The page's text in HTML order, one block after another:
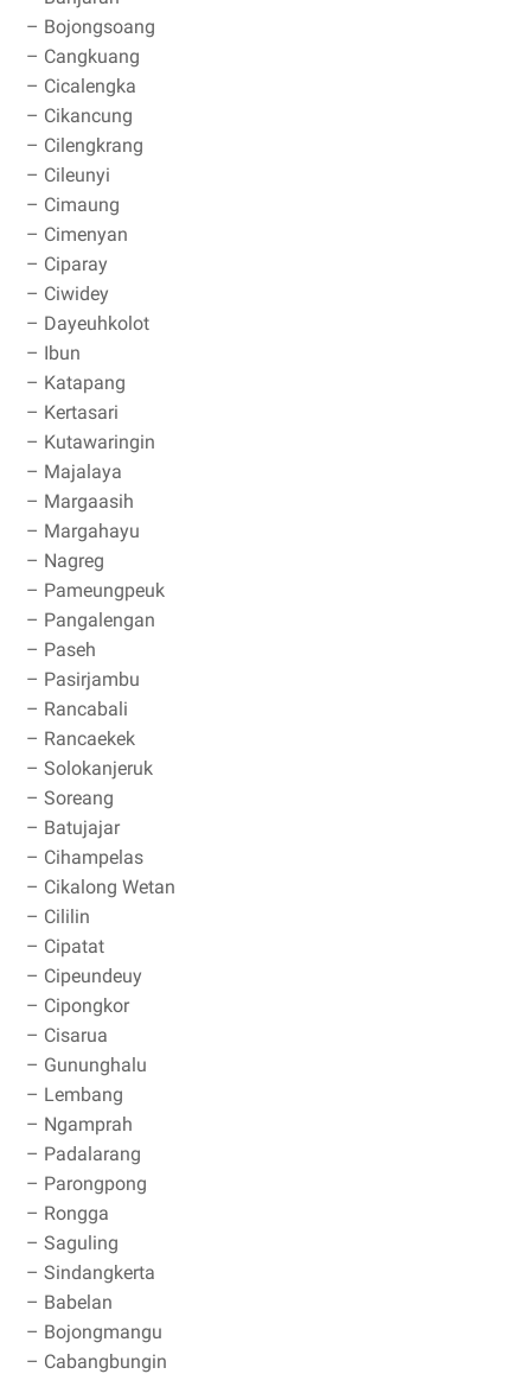
– Bojongsoang
– Cangkuang
– Cicalengka
– Cikancung
– Cilengkrang
– Cileunyi
– Cimaung
– Cimenyan
– Ciparay
– Ciwidey
– Dayeuhkolot
– Ibun
– Katapang
– Kertasari
– Kutawaringin
– Majalaya
– Margaasih
– Margahayu
– Nagreg
– Pameungpeuk
– Pangalengan
– Paseh
– Pasirjambu
– Rancabali
– Rancaekek
– Solokanjeruk
– Soreang
– Batujajar
– Cihampelas
– Cikalong Wetan
– Cililin
– Cipatat
– Cipeundeuy
– Cipongkor
– Cisarua
– Gununghalu
– Lembang
– Ngamprah
– Padalarang
– Parongpong
– Rongga
– Saguling
– Sindangkerta
– Babelan
– Bojongmangu
– Cabangbungin